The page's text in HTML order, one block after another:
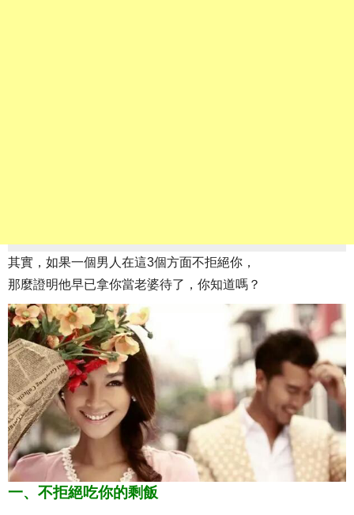
其實，如果一個男人在這3個方面不拒絕你，
那麼證明他早已拿你當老婆待了，你知道嗎？
一、不拒絕吃你的剩飯